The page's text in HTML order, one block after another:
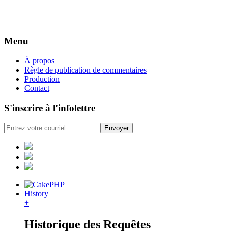
Menu
À propos
Règle de publication de commentaires
Production
Contact
S'inscrire à l'infolettre
History
+
Historique des Requêtes